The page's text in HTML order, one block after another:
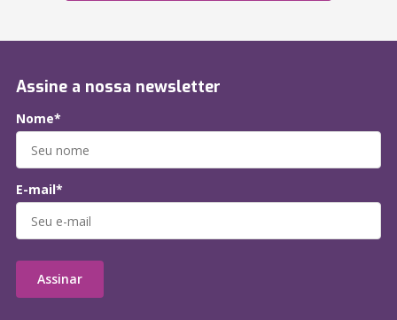
Assine a nossa newsletter
Nome*
E-mail*
Assinar